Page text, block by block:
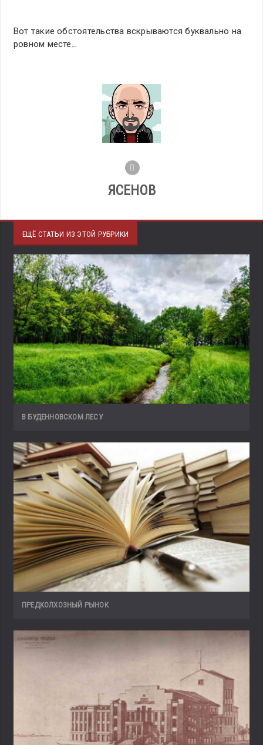
Вот такие обстоятельства вскрываются буквально на
ровном месте…
ЯСЕНОВ
ЕЩЁ СТАТЬИ ИЗ ЭТОЙ РУБРИКИ
В БУДЕННОВСКОМ ЛЕСУ
ПРЕДКОЛХОЗНЫЙ РЫНОК